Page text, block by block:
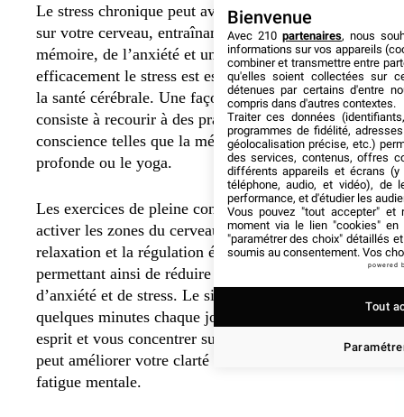
Le stress chronique peut avoir un impact négatif
sur votre cerveau, entraînant des problèmes de
mémoire, de l’anxiété et un déclin cognitif. Gérer
efficacement le stress est essentiel au maintien de
la santé cérébrale. Une façon de réduire le stress
consiste à recourir à des pratiques de pleine
conscience telles que la méditation, la respiration
profonde ou le yoga.
Les exercices de pleine conscience aident à
activer les zones du cerveau impliquées dans la
relaxation et la régulation émotionnelle, vous
permettant ainsi de réduire les sentiments
d’anxiété et de stress. Le simple fait de prendre
quelques minutes chaque jour pour vider votre
esprit et vous concentrer sur le moment présent
peut améliorer votre clarté mentale et réduire la
fatigue mentale.
Bienvenue
Avec 210 partenaires, nous
informations sur vos appareils
combiner et transmettre entre
qu'elles soient collectées sur
détenues par certains d'entre
compris dans d'autres contextes.
Traiter ces données
programmes de fidélité,
géolocalisation précise, etc.)
des services, contenus, offres
différents appareils et écrans (y
téléphone, audio, et vidéo), de
performance, et d'étudier les
Vous pouvez "tout accepter" et
moment via le lien "cookies" en
"paramétrer des choix" détaillés
soumis au consentement. Vos
powered
Tout